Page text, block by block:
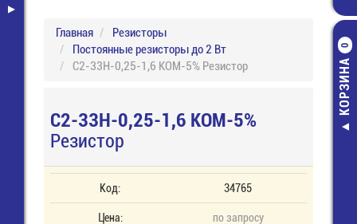
КОРЗИНА
0
Главная
Резисторы
Постоянные резисторы до 2 Вт
С2-33Н-0,25-1,6 КОМ-5% Резистор
С2-33Н-0,25-1,6 КОМ-5%
Резистор
Код: 34765
Цена: по запросу